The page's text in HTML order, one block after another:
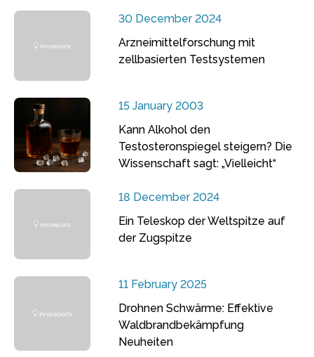
30 December 2024
Arzneimittelforschung mit
zellbasierten Testsystemen
15 January 2003
Kann Alkohol den
Testosteronspiegel steigern? Die
Wissenschaft sagt: „Vielleicht“
18 December 2024
Ein Teleskop der Weltspitze auf
der Zugspitze
11 February 2025
Drohnen Schwärme: Effektive
Waldbrandbekämpfung
Neuheiten